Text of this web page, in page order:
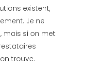
existent,
Je ne
mais si on met
trouve.